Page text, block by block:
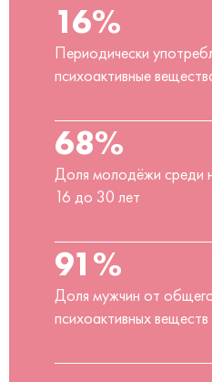
16%
Периодически
психоактивные
68%
Доля молодёжи среди
16 до 30 лет
91%
Доля мужчин от
психоактивных веществ